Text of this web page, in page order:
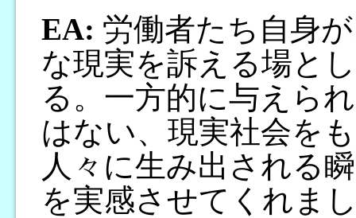
EA: 労働者たち自身
な現実を訴える場と
る。一方的に与えら
はない、現実社会を
人々に生み出される
を実感させてくれま